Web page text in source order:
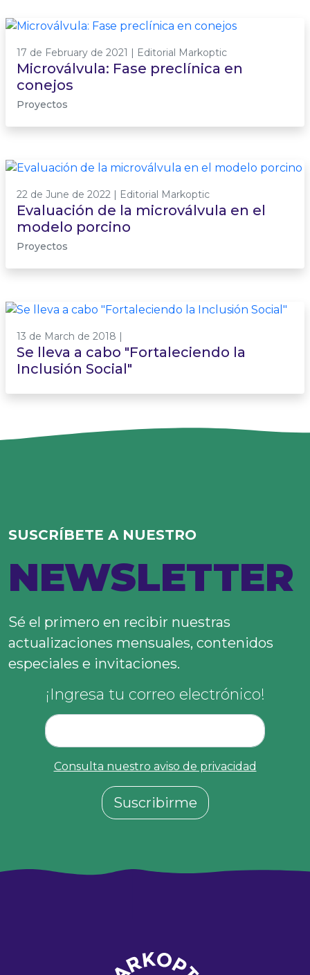
17 de February de 2021 | Editorial Markoptic
Microválvula: Fase preclínica en
conejos
Proyectos
22 de June de 2022 | Editorial Markoptic
Evaluación de la microválvula en el
modelo porcino
Proyectos
13 de March de 2018 |
Se lleva a cabo "Fortaleciendo la
Inclusión Social"
SUSCRÍBETE A NUESTRO
NEWSLETTER
Sé el primero en recibir nuestras
actualizaciones mensuales, contenidos
especiales e invitaciones.
¡Ingresa tu correo electrónico!
Consulta nuestro aviso de privacidad
Suscribirme